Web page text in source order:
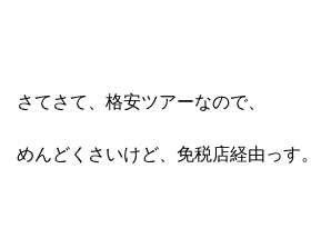
さてさて、格安ツアーなので、
めんどくさいけど、免税店経由っす。